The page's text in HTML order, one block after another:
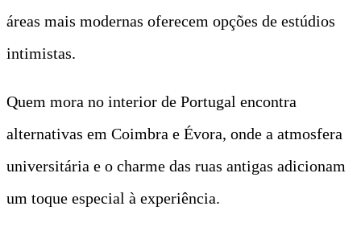
áreas mais modernas oferecem opções de estúdios
intimistas.
Quem mora no interior de Portugal encontra
alternativas em Coimbra e Évora, onde a atmosfera
universitária e o charme das ruas antigas adicionam
um toque especial à experiência.